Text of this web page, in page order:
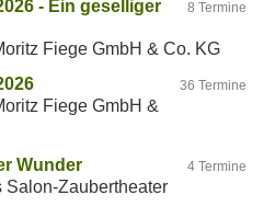
8 Termine
- Ein geselliger
Fiege GmbH & Co. KG
36 Termine
Fiege GmbH &
4 Termine
Wunder
Salon-Zaubertheater